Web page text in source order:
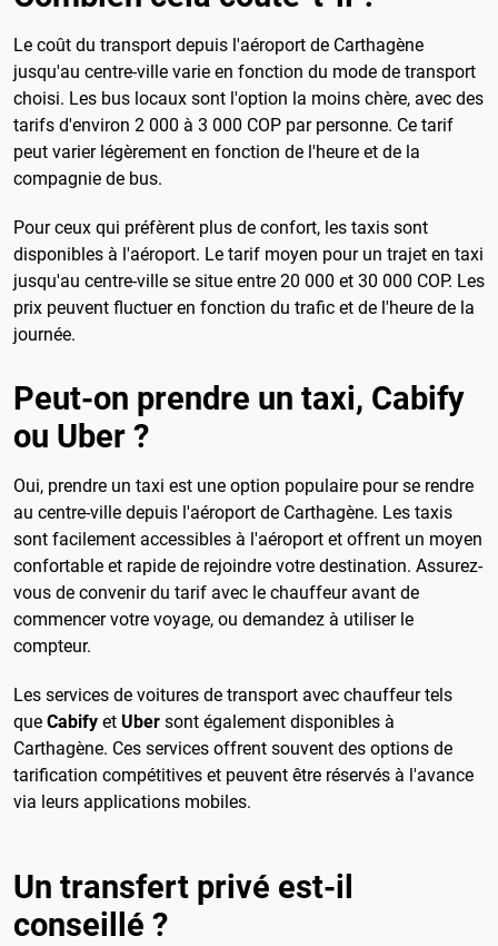
Le coût du transport depuis l'aéroport de Carthagène
jusqu'au centre-ville varie en fonction du mode de transport
choisi. Les bus locaux sont l'option la moins chère, avec des
tarifs d'environ 2 000 à 3 000 COP par personne. Ce tarif
peut varier légèrement en fonction de l'heure et de la
compagnie de bus.
Pour ceux qui préfèrent plus de confort, les taxis sont
disponibles à l'aéroport. Le tarif moyen pour un trajet en taxi
jusqu'au centre-ville se situe entre 20 000 et 30 000 COP. Les
prix peuvent fluctuer en fonction du trafic et de l'heure de la
journée.
Peut-on prendre un taxi, Cabify
ou Uber ?
Oui, prendre un taxi est une option populaire pour se rendre
au centre-ville depuis l'aéroport de Carthagène. Les taxis
sont facilement accessibles à l'aéroport et offrent un moyen
confortable et rapide de rejoindre votre destination. Assurez-
vous de convenir du tarif avec le chauffeur avant de
commencer votre voyage, ou demandez à utiliser le
compteur.
Les services de voitures de transport avec chauffeur tels
que Cabify et Uber sont également disponibles à
Carthagène. Ces services offrent souvent des options de
tarification compétitives et peuvent être réservés à l'avance
via leurs applications mobiles.
Un transfert privé est-il
conseillé ?